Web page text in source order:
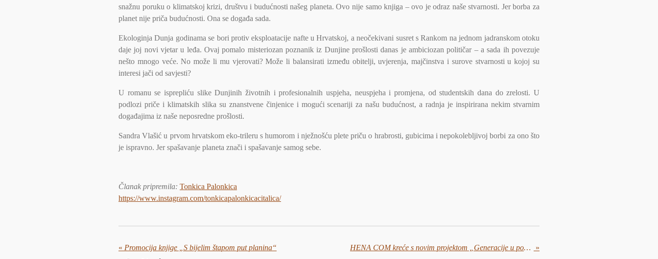
snažnu poruku o klimatskoj krizi, društvu i budućnosti našeg planeta. Ovo nije samo knjiga – ovo je odraz naše stvarnosti. Jer borba za
planet nije priča budućnosti. Ona se događa sada.
Ekologinja Dunja godinama se bori protiv eksploatacije nafte u Hrvatskoj, a neočekivani susret s Rankom na jednom jadranskom otoku
daje joj novi vjetar u leđa. Ovaj pomalo misteriozan poznanik iz Dunjine prošlosti danas je ambiciozan političar – a sada ih povezuje
nešto mnogo veće. No može li mu vjerovati? Može li balansirati između obitelji, uvjerenja, majčinstva i surove stvarnosti u kojoj su
interesi jači od savjesti?
U romanu se isprepliću slike Dunjinih životnih i profesionalnih uspjeha, neuspjeha i promjena, od studentskih dana do zrelosti. U
podlozi priče i klimatskih slika su znanstvene činjenice i mogući scenariji za našu budućnost, a radnja je inspirirana nekim stvarnim
događajima iz naše neposredne prošlosti.
Sandra Vlašić u prvom hrvatskom eko-trileru s humorom i nježnošću plete priču o hrabrosti, gubicima i nepokolebljivoj borbi za ono što
je ispravno. Jer spašavanje planeta znači i spašavanje samog sebe.
Članak pripremila: Tonkica Palonkica
https://www.instagram.com/tonkicapalonkicacitalica/
« Promocija knjige „S bijelim štapom put planina“ HENA COM kreće s novim projektom „Generacije u pokretu“ »